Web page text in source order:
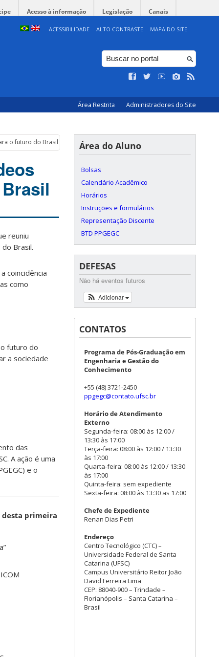
Acesso à informação Legislação Canais
ACESSIBILIDADE ALTO CONTRASTE MAPA DO SITE
Área Restrita Administradores do Site
o futuro do Brasil
reuniu
Brasil.
coincidência
como
futuro do
a sociedade
das
A ação é uma
e o
desta primeira
Área do Aluno
Bolsas
Calendário Acadêmico
Horários
Instruções e formulários
Representação Discente
BTD PPGEGC
DEFESAS
Não há eventos futuros
Adicionar
CONTATOS
Programa de Pós-Graduação em
Engenharia e Gestão do
Conhecimento
+55 (48) 3721-2450
ppgegc@contato.ufsc.br
Horário de Atendimento
Externo
Segunda-feira: 08:00 às 12:00 /
13:30 às 17:00
Terça-feira: 08:00 às 12:00 / 13:30
às 17:00
Quarta-feira: 08:00 às 12:00 / 13:30
às 17:00
Quinta-feira: sem expediente
Sexta-feira: 08:00 às 13:30 as 17:00
Chefe de Expediente
Renan Dias Petri
Endereço
Centro Tecnológico (CTC) –
Universidade Federal de Santa
Catarina (UFSC)
Campus Universitário Reitor João
David Ferreira Lima
CEP: 88040-900 – Trindade –
Florianópolis – Santa Catarina –
Brasil